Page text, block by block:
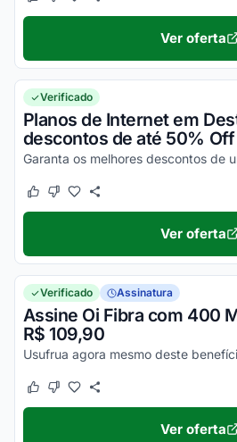
Ver oferta
Verificado
Planos de Internet em
descontos de até 50%
Este cupom funcionou
Este cupom não funcionou
Ver oferta
Verificado Assinatura
Assine Oi Fibra com 400
R$ 109,90
Este cupom funcionou
Este cupom não funcionou
Ver oferta